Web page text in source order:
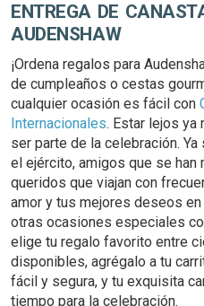
ENTREGA DE
AUDENSHAW
¡Ordena regalos para
de cumpleaños o cestas
cualquier ocasión es fácil con
Internacionales. Estar lejos ya
ser parte de la celebración.
el ejército, amigos que se han
queridos que viajan con
amor y tus mejores deseos
otras ocasiones especiales
elige tu regalo favorito entre
disponibles, agrégalo a tu
fácil y segura, y tu exquisita
tiempo para la celebración.